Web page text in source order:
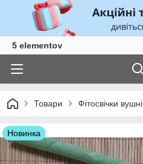
5 elementov
Товари Фітосвічки вушні
Новинка